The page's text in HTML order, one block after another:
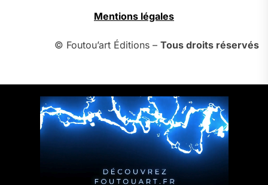
Mentions légales
© Foutou’art Éditions – Tous droits réservés